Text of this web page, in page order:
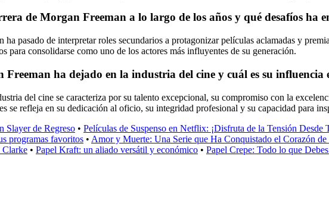
de Morgan Freeman a lo largo de los años y qué desafíos ha
pasado de interpretar roles secundarios a protagonizar películas aclamadas y
para consolidarse como uno de los actores más influyentes de su generación.
Freeman ha dejado en la industria del cine y cuál es su influencia
del cine se caracteriza por su talento excepcional, su compromiso con la
se refleja en su dedicación al oficio, su integridad profesional y su capacidad para
Slayer de Regreso • Películas de Suspenso en Netflix: ¡Disfruta de la Tensión Desde
programas favoritos • Amor y Muerte: Una Serie que Ha Conquistado el Corazón de
Clarke • Papel Kraft: un aliado versátil y económico • Papel Crepe: Todo lo que